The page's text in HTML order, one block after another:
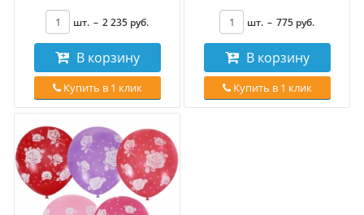
шт. – 2 235 руб.
В корзину
Купить в 1 клик
шт. – 775 руб.
В корзину
Купить в 1 клик